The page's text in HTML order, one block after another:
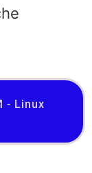
- Linux